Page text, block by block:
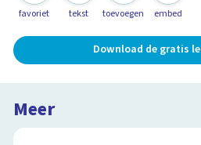
favoriet tekst toevoegen embed
Download de gratis
Meer